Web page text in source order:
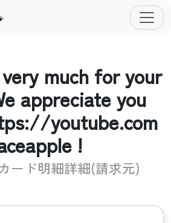
much for your
appreciate you
youtube.com
!
ード明細詳細(請求元)